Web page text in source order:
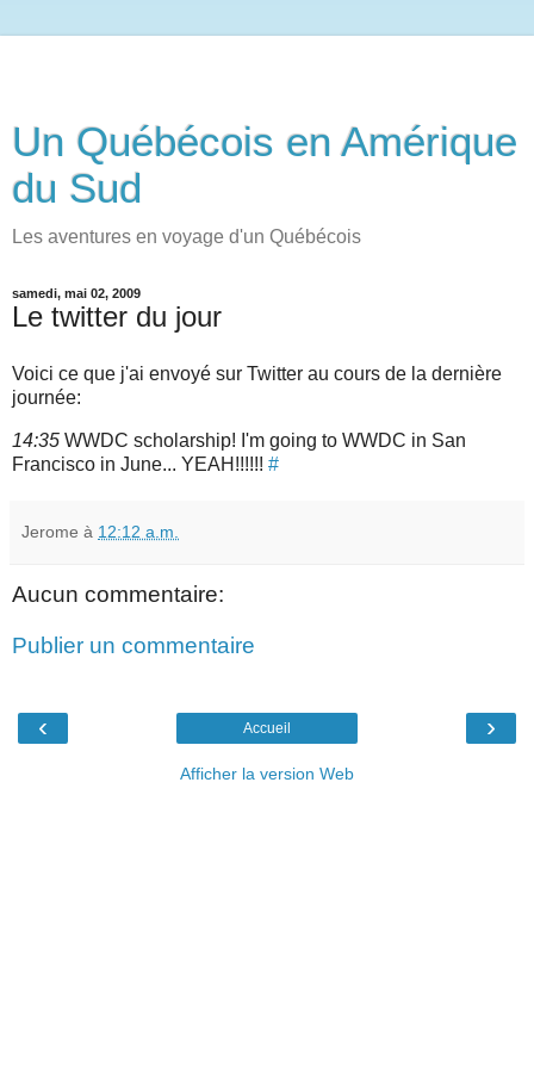
Un Québécois en Amérique
du Sud
Les aventures en voyage d'un Québécois
samedi, mai 02, 2009
Le twitter du jour
Voici ce que j'ai envoyé sur Twitter au cours de la dernière
journée:
14:35 WWDC scholarship! I'm going to WWDC in San
Francisco in June... YEAH!!!!!! #
Jerome à 12:12 a.m.
Aucun commentaire:
Publier un commentaire
‹ ›
Accueil
Afficher la version Web